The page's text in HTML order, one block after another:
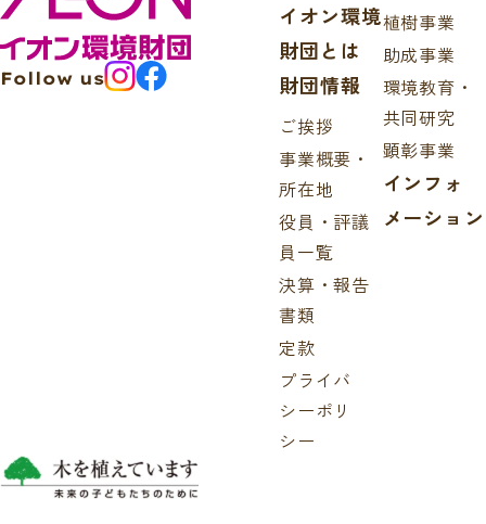
Follow us
イオン環境
財団とは
財団情報
ご挨拶
事業概要・
所在地
役員・評議
員一覧
決算・報告
書類
定款
プライバ
シーポリ
シー
植樹事業
助成事業
環境教育・
共同研究
顕彰事業
インフォ
メーション